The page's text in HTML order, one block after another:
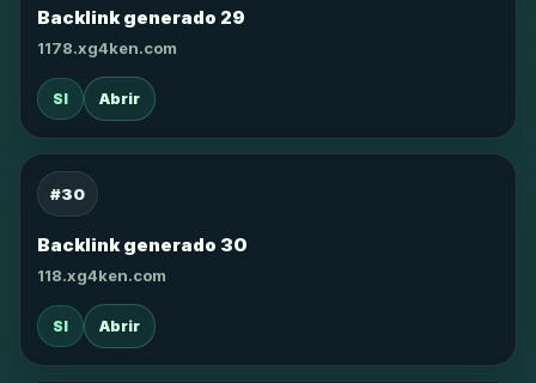
Backlink generado 29
1178.xg4ken.com
SI Abrir
#30
Backlink generado 30
118.xg4ken.com
SI Abrir